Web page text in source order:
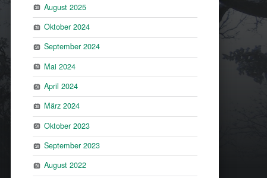
August 2025
Oktober 2024
September 2024
Mai 2024
April 2024
März 2024
Oktober 2023
September 2023
August 2022